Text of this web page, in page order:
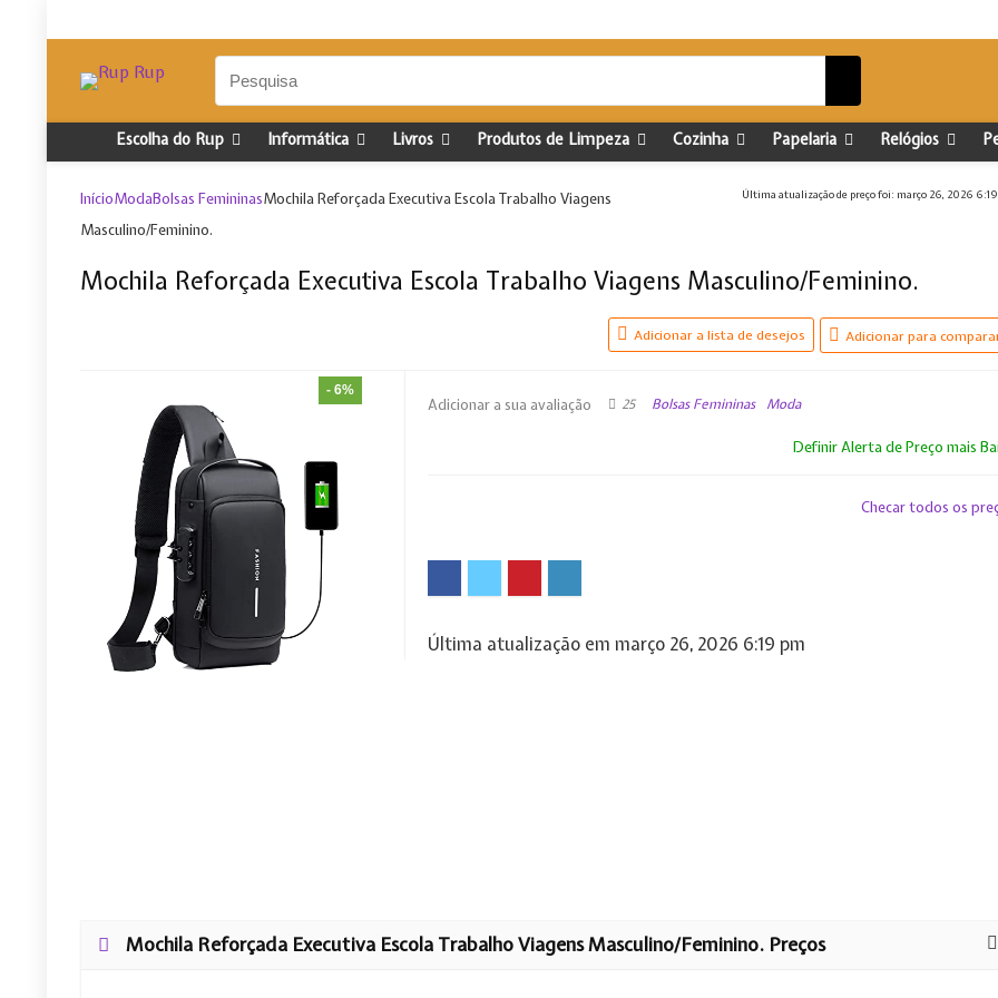
Escolha do Rup Informática Livros Produtos de Limpeza Cozinha Papelaria Relógios
Última atualização de preço foi: março 26, 2026
InícioModaBolsas FemininasMochila Reforçada Executiva Escola Trabalho Viagens
Masculino/Feminino.
Mochila Reforçada Executiva Escola Trabalho Viagens Masculino/Feminino.
Adicionar a lista de desejos Adicionar para
- 6%
Adicionar a sua avaliação 25 Bolsas Femininas Moda
Definir Alerta de Preço mais
Checar todos os
Última atualização em março 26, 2026 6:19 pm
Mochila Reforçada Executiva Escola Trabalho Viagens Masculino/Feminino. Preços